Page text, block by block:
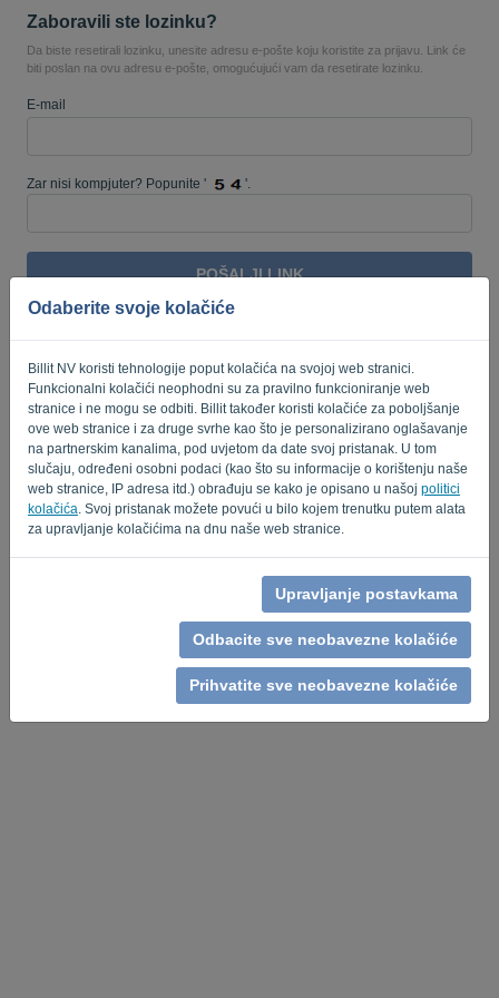
Odaberite svoje kolačiće
Billit NV koristi tehnologije poput kolačića na svojoj web stranici.
Funkcionalni kolačići neophodni su za pravilno funkcioniranje web
stranice i ne mogu se odbiti. Billit također koristi kolačiće za poboljšanje
ove web stranice i za druge svrhe kao što je personalizirano oglašavanje
na partnerskim kanalima, pod uvjetom da date svoj pristanak. U tom
slučaju, određeni osobni podaci (kao što su informacije o korištenju naše
web stranice, IP adresa itd.) obrađuju se kako je opisano u našoj politici
kolačića . Svoj pristanak možete povući u bilo kojem trenutku putem alata
za upravljanje kolačićima na dnu naše web stranice.
Upravljanje postavkama
Odbacite sve neobavezne kolačiće
Prihvatite sve neobavezne kolačiće
Zaboravili ste lozinku?
Da biste resetirali lozinku, unesite adresu e-pošte koju koristite za prijavu. Link će
biti poslan na ovu adresu e-pošte, omogućujući vam da resetirate lozinku.
E-mail
Zar nisi kompjuter? Popunite ' '.
POŠALJI LINK
Privacy Policy-Terms of Service.